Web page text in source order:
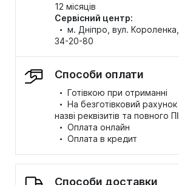
12 місяців
Сервісний центр:
· м. Дніпро, вул.
34-20-80
Способи оплати
· Готівкою при отриманні
· На безготівковий
назві реквізитів та повного
· Оплата онлайн
· Оплата в кредит
Способи доставки